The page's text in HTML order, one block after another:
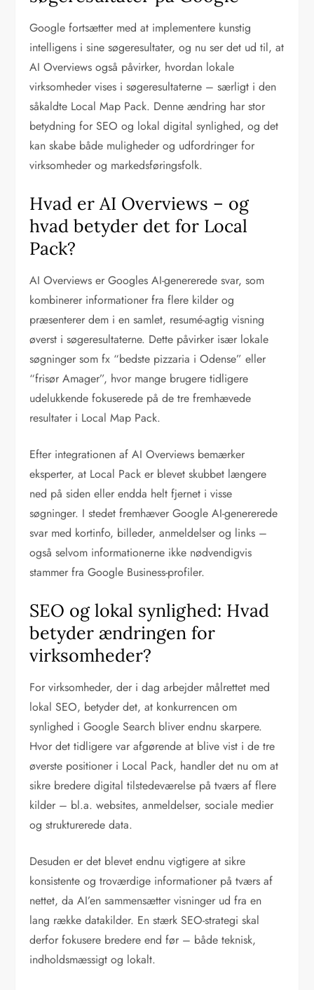
Google fortsætter med at implementere kunstig
intelligens i sine søgeresultater, og nu ser det ud til, at
AI Overviews også påvirker, hvordan lokale
virksomheder vises i søgeresultaterne – særligt i den
såkaldte Local Map Pack. Denne ændring har stor
betydning for SEO og lokal digital synlighed, og det
kan skabe både muligheder og udfordringer for
virksomheder og markedsføringsfolk.
Hvad er AI Overviews – og
hvad betyder det for Local
Pack?
AI Overviews er Googles AI-genererede svar, som
kombinerer informationer fra flere kilder og
præsenterer dem i en samlet, resumé-agtig visning
øverst i søgeresultaterne. Dette påvirker især lokale
søgninger som fx “bedste pizzaria i Odense” eller
“frisør Amager”, hvor mange brugere tidligere
udelukkende fokuserede på de tre fremhævede
resultater i Local Map Pack.
Efter integrationen af AI Overviews bemærker
eksperter, at Local Pack er blevet skubbet længere
ned på siden eller endda helt fjernet i visse
søgninger. I stedet fremhæver Google AI-genererede
svar med kortinfo, billeder, anmeldelser og links –
også selvom informationerne ikke nødvendigvis
stammer fra Google Business-profiler.
SEO og lokal synlighed: Hvad
betyder ændringen for
virksomheder?
For virksomheder, der i dag arbejder målrettet med
lokal SEO, betyder det, at konkurrencen om
synlighed i Google Search bliver endnu skarpere.
Hvor det tidligere var afgørende at blive vist i de tre
øverste positioner i Local Pack, handler det nu om at
sikre bredere digital tilstedeværelse på tværs af flere
kilder – bl.a. websites, anmeldelser, sociale medier
og strukturerede data.
Desuden er det blevet endnu vigtigere at sikre
konsistente og troværdige informationer på tværs af
nettet, da AI’en sammensætter visninger ud fra en
lang række datakilder. En stærk SEO-strategi skal
derfor fokusere bredere end før – både teknisk,
indholdsmæssigt og lokalt.